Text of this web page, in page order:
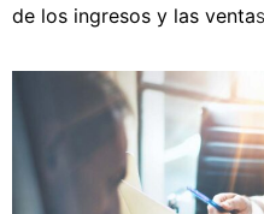
de los ingresos y las venta